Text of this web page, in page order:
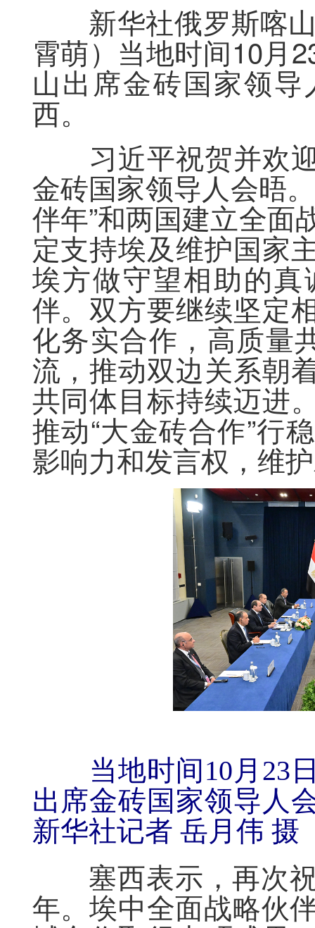
新华社俄罗斯喀
霄萌）当地时间10月
山出席金砖国家领
西。
习近平祝贺并欢迎
金砖国家领导人会晤
伴年”和两国建立全面
定支持埃及维护国家
埃方做守望相助的
伴。双方要继续坚定
化务实合作，高质量
流，推动双边关系朝
共同体目标持续迈进
推动“大金砖合作”行
影响力和发言权，维
当地时间10月23日
出席金砖国家领导人
新华社记者 岳月伟 摄
塞西表示，再次祝
年。埃中全面战略伙